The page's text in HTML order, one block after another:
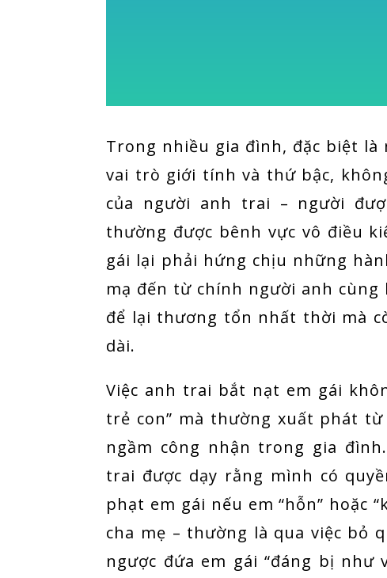
Trong nhiều gia đình, đặc biệt
vai trò giới tính và thứ bậc,
của người anh trai – người
thường được bênh vực vô điều
gái lại phải hứng chịu những
mạ đến từ chính người anh
để lại thương tổn nhất thời mà
dài.
Việc anh trai bắt nạt em gái
trẻ con” mà thường xuất phát
ngầm công nhận trong gia
trai được dạy rằng mình có
phạt em gái nếu em “hỗn” hoặc
cha mẹ – thường là qua việc bỏ
ngược đứa em gái “đáng bị như